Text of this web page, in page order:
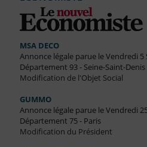
MSA DECO
Annonce légale parue le Vendredi 5
Département 93 - Seine-Saint-Denis
Modification de l'Objet Social
GUMMO
Annonce légale parue le Vendredi
Département 75 - Paris
Modification du Président